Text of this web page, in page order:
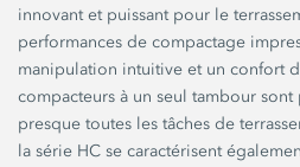
innovant et puissant pour le
performances de compactage
manipulation intuitive et un confort
compacteurs à un seul tambour sont
presque toutes les tâches de
la série HC se caractérisent